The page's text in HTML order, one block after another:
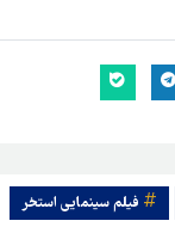
فیلم سینمایی استخر